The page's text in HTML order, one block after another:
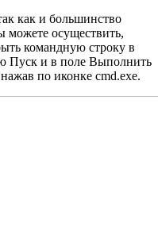
как и большинство
осуществить,
командную строку в
Пуск и в поле Выполнить
по иконке cmd.exe.